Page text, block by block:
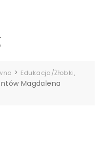
> Edukacja/Żłobki,
Magdalena